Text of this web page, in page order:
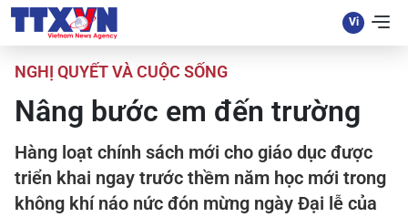
NGHỊ QUYẾT VÀ CUỘC SỐNG
Nâng bước em đến trường
Hàng loạt chính sách mới cho giáo dục được
triển khai ngay trước thềm năm học mới trong
không khí náo nức đón mừng ngày Đại lễ của